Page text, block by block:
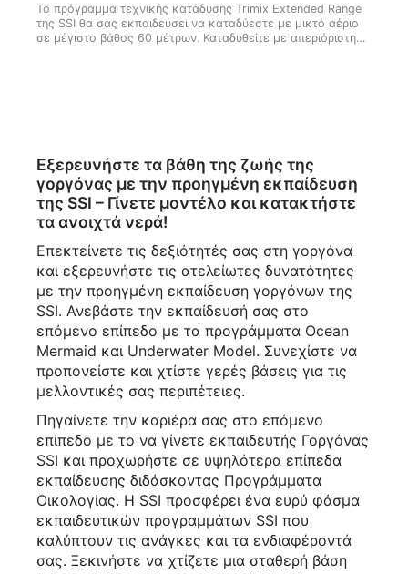
μάθημα κατάδυσης με εμπλουτισμένο αέρα online σήμερα!
Το πρόγραμμα τεχνικής κατάδυσης Trimix Extended Range
της SSI θα σας εκπαιδεύσει να καταδύεστε με μικτό αέριο
σε μέγιστο βάθος 60 μέτρων. Καταδυθείτε με απεριόριστη
Εξερευνήστε τα βάθη της ζωής της
γοργόνας με την προηγμένη εκπαίδευση
της SSI – Γίνετε μοντέλο και κατακτήστε
τα ανοιχτά νερά!
Επεκτείνετε τις δεξιότητές σας στη γοργόνα
και εξερευνήστε τις ατελείωτες δυνατότητες
με την προηγμένη εκπαίδευση γοργόνων της
SSI. Ανεβάστε την εκπαίδευσή σας στο
επόμενο επίπεδο με τα προγράμματα Ocean
Mermaid και Underwater Model. Συνεχίστε να
προπονείστε και χτίστε γερές βάσεις για τις
μελλοντικές σας περιπέτειες.
Πηγαίνετε την καριέρα σας στο επόμενο
επίπεδο με το να γίνετε εκπαιδευτής Γοργόνας
SSI και προχωρήστε σε υψηλότερα επίπεδα
εκπαίδευσης διδάσκοντας Προγράμματα
Οικολογίας. Η SSI προσφέρει ένα ευρύ φάσμα
εκπαιδευτικών προγραμμάτων SSI που
καλύπτουν τις ανάγκες και τα ενδιαφέροντά
σας. Ξεκινήστε να χτίζετε μια σταθερή βάση